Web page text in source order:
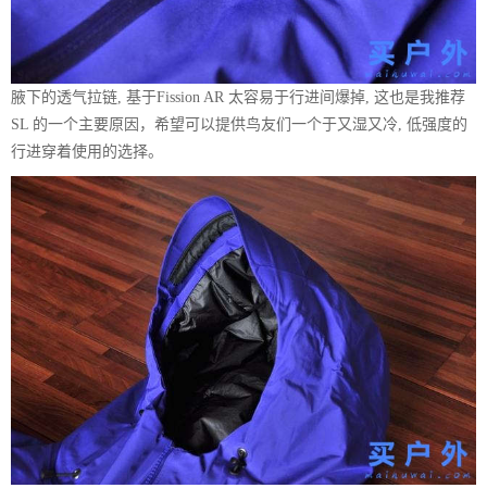
腋下的透气拉链, 基于Fission AR 太容易于行进间爆掉, 这也是我推荐
SL 的一个主要原因，希望可以提供鸟友们一个于又湿又冷, 低强度的
行进穿着使用的选择。